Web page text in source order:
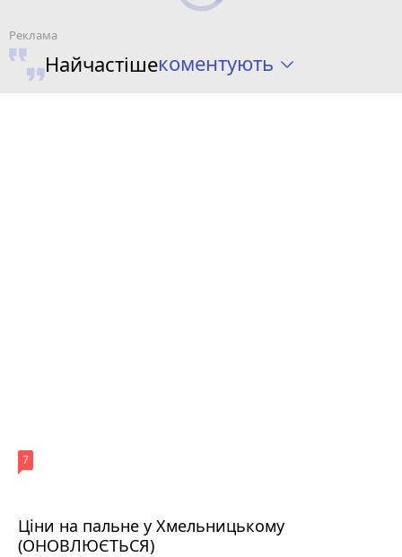
Найчастішекоментують
Ціни на пальне у Хмельницькому
(ОНОВЛЮЄТЬСЯ)
7